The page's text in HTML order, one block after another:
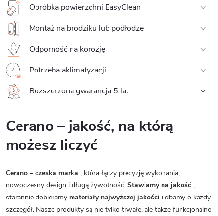
Obróbka powierzchni EasyClean
Montaż na brodziku lub podłodze
Odporność na korozję
Potrzeba aklimatyzacji
Rozszerzona gwarancja 5 lat
Cerano – jakość, na którą
możesz liczyć
Cerano – czeska marka , która łączy precyzję wykonania,
nowoczesny design i długą żywotność. Stawiamy na jakość ,
starannie dobieramy materiały najwyższej jakości i dbamy o każdy
szczegół. Nasze produkty są nie tylko trwałe, ale także funkcjonalne